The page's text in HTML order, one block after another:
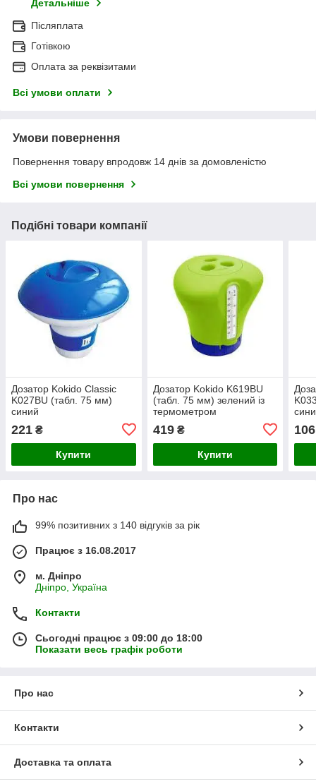
Детальніше
Післяплата
Готівкою
Оплата за реквізитами
Всі умови оплати
Умови повернення
Повернення товару впродовж 14 днів за домовленістю
Всі умови повернення
Подібні товари компанії
Дозатор Kokido Classic
K027BU (табл. 75 мм)
синий
221 ₴
Купити
Дозатор Kokido K619BU
(табл. 75 мм) зелений із
термометром
419₴
Купити
106
Про нас
99% позитивних з 140 відгуків за рік
Працює з 16.08.2017
м. Дніпро
Дніпро, Україна
Контакти
Сьогодні працює з 09:00 до 18:00
Показати весь графік роботи
Про нас
Контакти
Доставка та оплата